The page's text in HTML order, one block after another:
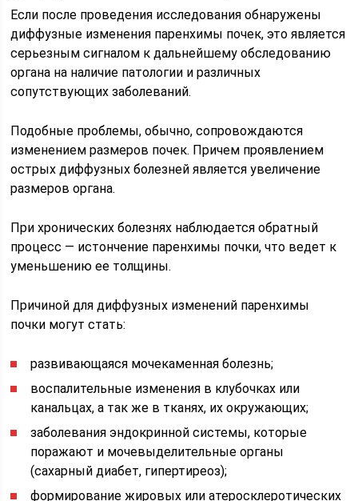
Если после проведения исследования обнаружены
диффузные изменения паренхимы почек, это является
серьезным сигналом к дальнейшему обследованию
органа на наличие патологии и различных
сопутствующих заболеваний.
Подобные проблемы, обычно, сопровождаются
изменением размеров почек. Причем проявлением
острых диффузных болезней является увеличение
размеров органа.
При хронических болезнях наблюдается обратный
процесс — истончение паренхимы почки, что ведет к
уменьшению ее толщины.
Причиной для диффузных изменений паренхимы
почки могут стать:
развивающаяся мочекаменная болезнь;
воспалительные изменения в клубочках или
канальцах, а так же в тканях, их окружающих;
заболевания эндокринной системы, которые
поражают и мочевыделительные органы
(сахарный диабет, гипертиреоз);
формирование жировых или атеросклеротических